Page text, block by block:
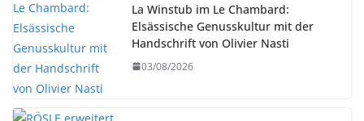
La Winstub im Le Chambard:
Elsässische Genusskultur mit der
Handschrift von Olivier Nasti
03/08/2026